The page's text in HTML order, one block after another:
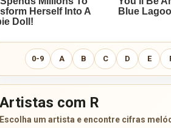
0-9 A B C D E
Artistas com R
Escolha um artista e encontre cifras